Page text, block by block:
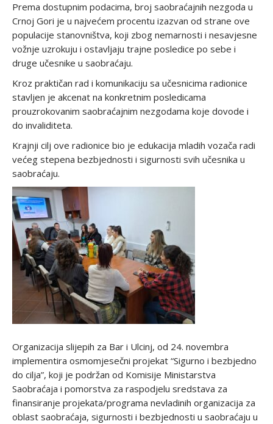
Prema dostupnim podacima, broj saobraćajnih nezgoda u
Crnoj Gori je u najvećem procentu izazvan od strane ove
populacije stanovništva, koji zbog nemarnosti i nesavjesne
vožnje uzrokuju i ostavljaju trajne posledice po sebe i
druge učesnike u saobraćaju.
Kroz praktičan rad i komunikaciju sa učesnicima radionice
stavljen je akcenat na konkretnim posledicama
prouzrokovanim saobraćajnim nezgodama koje dovode i
do invaliditeta.
Krajnji cilj ove radionice bio je edukacija mladih vozača radi
većeg stepena bezbjednosti i sigurnosti svih učesnika u
saobraćaju.
Organizacija slijepih za Bar i Ulcinj, od 24. novembra
implementira osmomjesečni projekat “Sigurno i bezbjedno
do cilja”, koji je podržan od Komisije Ministarstva
Saobraćaja i pomorstva za raspodjelu sredstava za
finansiranje projekata/programa nevladinih organizacija za
oblast saobraćaja, sigurnosti i bezbjednosti u saobraćaju u